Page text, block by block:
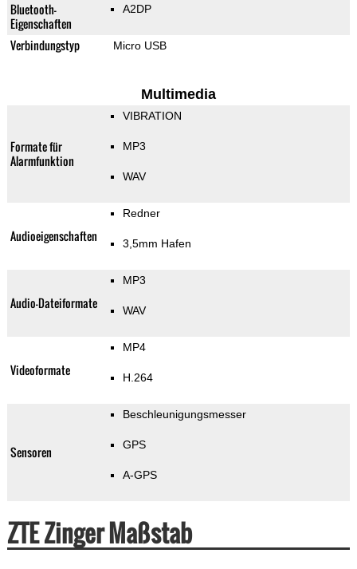
Bluetooth-
Eigenschaften
A2DP
Verbindungstyp Micro USB
Multimedia
Formate für
Alarmfunktion
VIBRATION
MP3
WAV
Audioeigenschaften
Redner
3,5mm Hafen
Audio-Dateiformate
MP3
WAV
Videoformate
MP4
H.264
Sensoren
Beschleunigungsmesser
GPS
A-GPS
ZTE Zinger Maßstab